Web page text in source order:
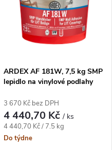
ARDEX AF 181W, 7,5 kg SMP
lepidlo na vinylové podlahy
3 670 Kč bez DPH
4 440,70 Kč/ ks
Měrná cena:
4 440,70 Kč / 7.5 kg
Do týdne